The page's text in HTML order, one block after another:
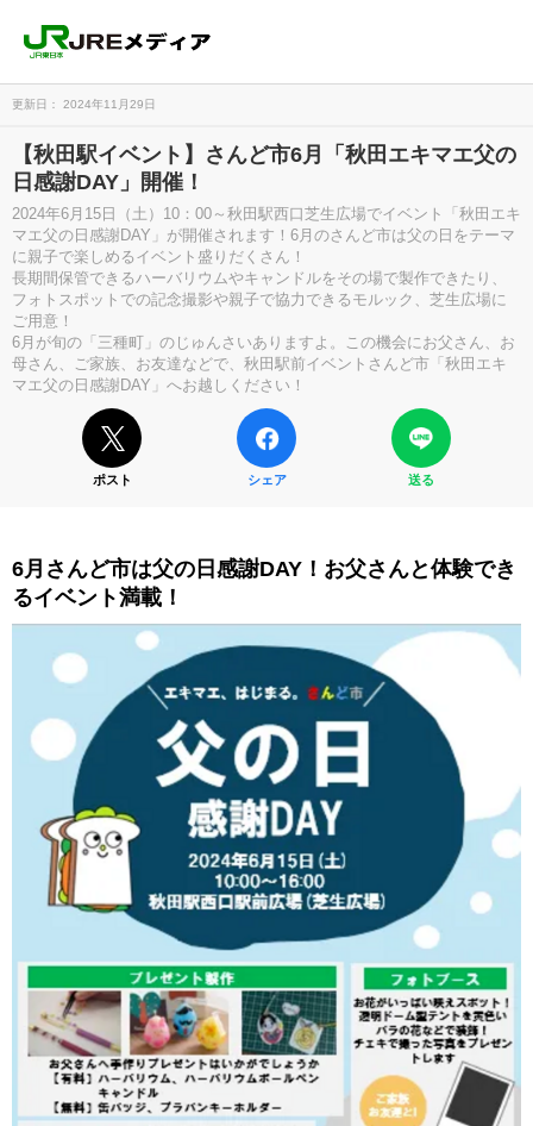
更新日： 2024年11月29日
【秋田駅イベント】さんど市6月「秋田エキマエ父の
日感謝DAY」開催！
2024年6月15日（土）10：00～秋田駅西口芝生広場でイベント「秋田エキ
マエ父の日感謝DAY」が開催されます！6月のさんど市は父の日をテーマ
に親子で楽しめるイベント盛りだくさん！
長期間保管できるハーバリウムやキャンドルをその場で製作できたり、
フォトスポットでの記念撮影や親子で協力できるモルック、芝生広場に
ご用意！
6月が旬の「三種町」のじゅんさいありますよ。この機会にお父さん、お
母さん、ご家族、お友達などで、秋田駅前イベントさんど市「秋田エキ
マエ父の日感謝DAY」へお越しください！
ポスト シェア 送る
6月さんど市は父の日感謝DAY！お父さんと体験でき
るイベント満載！